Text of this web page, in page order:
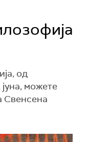
од
можете
Свенсена